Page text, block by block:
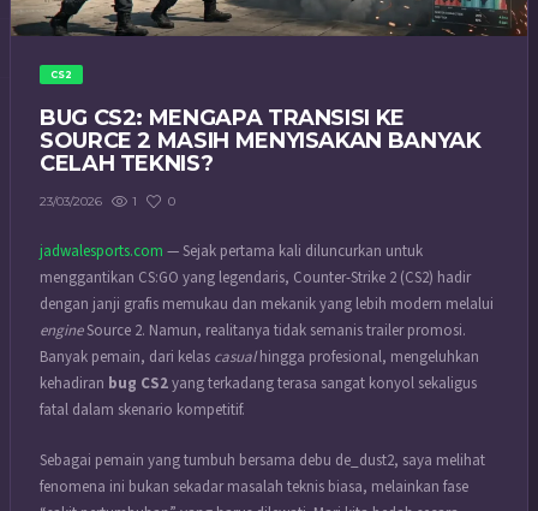
CS2
BUG CS2: MENGAPA TRANSISI KE
SOURCE 2 MASIH MENYISAKAN BANYAK
CELAH TEKNIS?
23/03/2026 1 0
jadwalesports.com — Sejak pertama kali diluncurkan untuk
menggantikan CS:GO yang legendaris, Counter-Strike 2 (CS2) hadir
dengan janji grafis memukau dan mekanik yang lebih modern melalui
engineSource 2. Namun, realitanya tidak semanis trailer promosi.
Banyak pemain, dari kelas casualhingga profesional, mengeluhkan
kehadiran bug CS2yang terkadang terasa sangat konyol sekaligus
fatal dalam skenario kompetitif.
Sebagai pemain yang tumbuh bersama debu de_dust2, saya melihat
fenomena ini bukan sekadar masalah teknis biasa, melainkan fase